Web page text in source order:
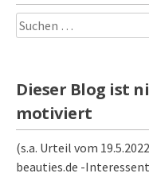
Suchen
nach:
Dieser Blog ist
motiviert
(s.a. Urteil vom
beauties.de -